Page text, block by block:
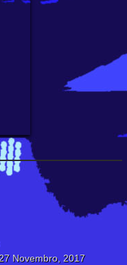
27 Novembro, 2017